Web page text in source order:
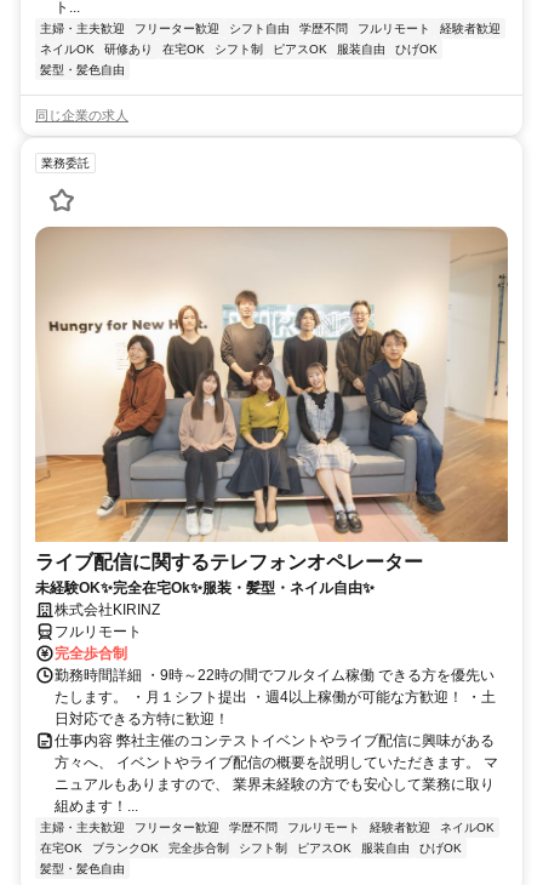
ト...
主婦・主夫歓迎 フリーター歓迎 シフト自由 学歴不問 フルリモート
経験者歓迎
ネイルOK
研修あり 在宅OK シフト制 ピアスOK 服装自由
ひげOK
髪型・髪色自由
同じ企業の求人
業務委託
ライブ配信に関するテレフォンオペレーター
未経験OK✨完全在宅Ok✨服装・髪型・ネイル自由✨
株式会社KIRINZ
フルリモート
完全歩合制
勤務時間詳細 ・9時～22時の間でフルタイム稼働 できる方を優先い
たします。 ・月１シフト提出 ・週4以上稼働が可能な方歓迎！ ・土
日対応できる方特に歓迎！
仕事内容 弊社主催のコンテストイベントやライブ配信に興味がある
方々へ、 イベントやライブ配信の概要を説明していただきます。 マ
ニュアルもありますので、 業界未経験の方でも安心して業務に取り
組めます！...
主婦・主夫歓迎 フリーター歓迎 学歴不問 フルリモート 経験者歓迎
ネイルOK
在宅OK
ブランクOK 完全歩合制 シフト制 ピアスOK 服装自由
ひげOK
髪型・髪色自由